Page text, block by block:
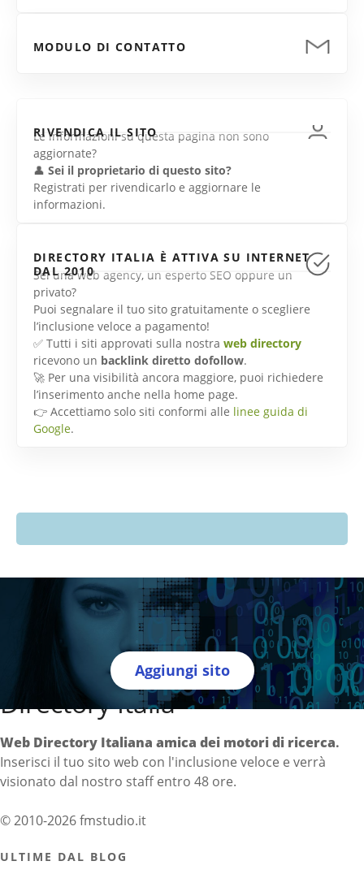
MODULO DI CONTATTO
RIVENDICA IL SITO
Le informazioni su questa pagina non sono
aggiornate?
👤 Sei il proprietario di questo sito?
Registrati per rivendicarlo e aggiornare le
informazioni.
DIRECTORY ITALIA È ATTIVA SU INTERNET
DAL 2010
Sei una web agency, un esperto SEO oppure un
privato?
Puoi segnalare il tuo sito gratuitamente o scegliere
l’inclusione veloce a pagamento!
✅ Tutti i siti approvati sulla nostra web directory
ricevono un backlink diretto dofollow.
🚀 Per una visibilità ancora maggiore, puoi richiedere
l’inserimento anche nella home page.
👉 Accettiamo solo siti conformi alle linee guida di
Google.
Aggiungi sito
Directory Italia
Web Directory Italiana amica dei motori di ricerca.
Inserisci il tuo sito web con l'inclusione veloce e verrà
visionato dal nostro staff entro 48 ore.
© 2010-2026 fmstudio.it
ULTIME DAL BLOG